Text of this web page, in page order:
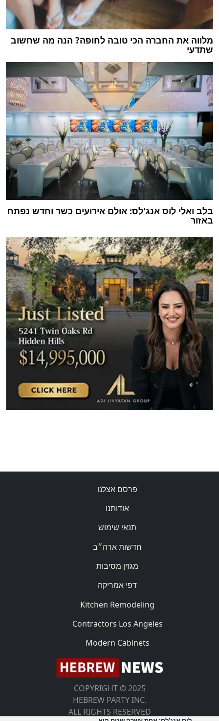
מלווה את החברה הכי טובה לחופה? הנה מה שחשוב
שתדעי
בלב ואלי לוס אנג'לס: אולם אירועים כשר וחדש נפתח
באזור
פרסם אצלנו
אודותנו
תנאי שימוש
חדשות ארה״ב
מגזין מסיבות
דפי אמריקה
Kitchen Remodeling
Contractors Los Angeles
Modern Cabinets
COPYRIGHT © 2025
HEBREW PARTY INC.
ALL RIGHTS RESERVED